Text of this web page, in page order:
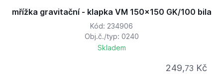
mřížka gravitační - klapka VM 150x150 GK/100 bila
Kód: 234906
Obj.č./typ: 0240
Skladem
249,73 Kč